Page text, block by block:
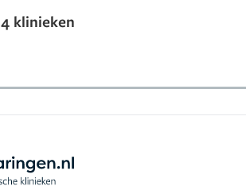
4 klinieken